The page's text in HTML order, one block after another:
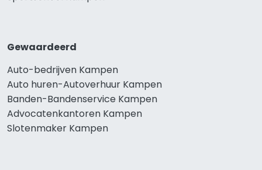
Gewaardeerd
Auto-bedrijven Kampen
Auto huren-Autoverhuur Kampen
Banden-Bandenservice Kampen
Advocatenkantoren Kampen
Slotenmaker Kampen